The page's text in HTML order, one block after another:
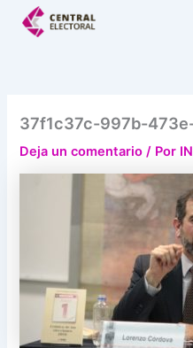
37f1c37c-997b-
Deja un comentario / Por